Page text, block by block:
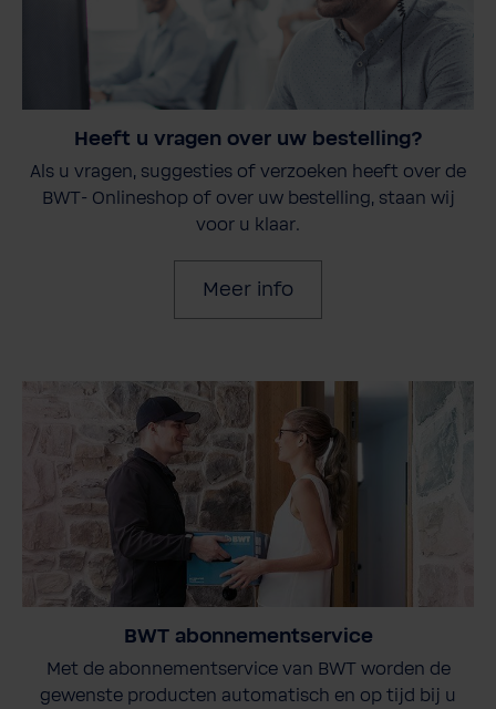
Heeft u vragen over uw bestelling?
Als u vragen, suggesties of verzoeken heeft over de
BWT- Onlineshop of over uw bestelling, staan wij
voor u klaar.
Meer info
BWT abonnementservice
Met de abonnementservice van BWT worden de
gewenste producten automatisch en op tijd bij u